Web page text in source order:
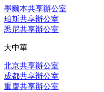
墨爾本共享辦公室
珀斯共享辦公室
悉尼共享辦公室
大中華
北京共享辦公室
成都共享辦公室
重慶共享辦公室